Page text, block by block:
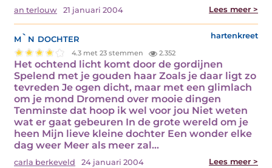
an terlouw 21 januari 2004 Lees meer >
m`n dochter hartenkreet
4.3 met 23 stemmen 2.352
Het ochtend licht komt door de gordijnen
Spelend met je gouden haar Zoals je daar ligt zo
tevreden Je ogen dicht, maar met een glimlach
om je mond Dromend over mooie dingen
Tenminste dat hoop ik wel voor jou Niet weten
wat er gaat gebeuren In de grote wereld om je
heen Mijn lieve kleine dochter Een wonder elke
dag weer Meer als meer zal…
carla berkeveld 24 januari 2004 Lees meer >